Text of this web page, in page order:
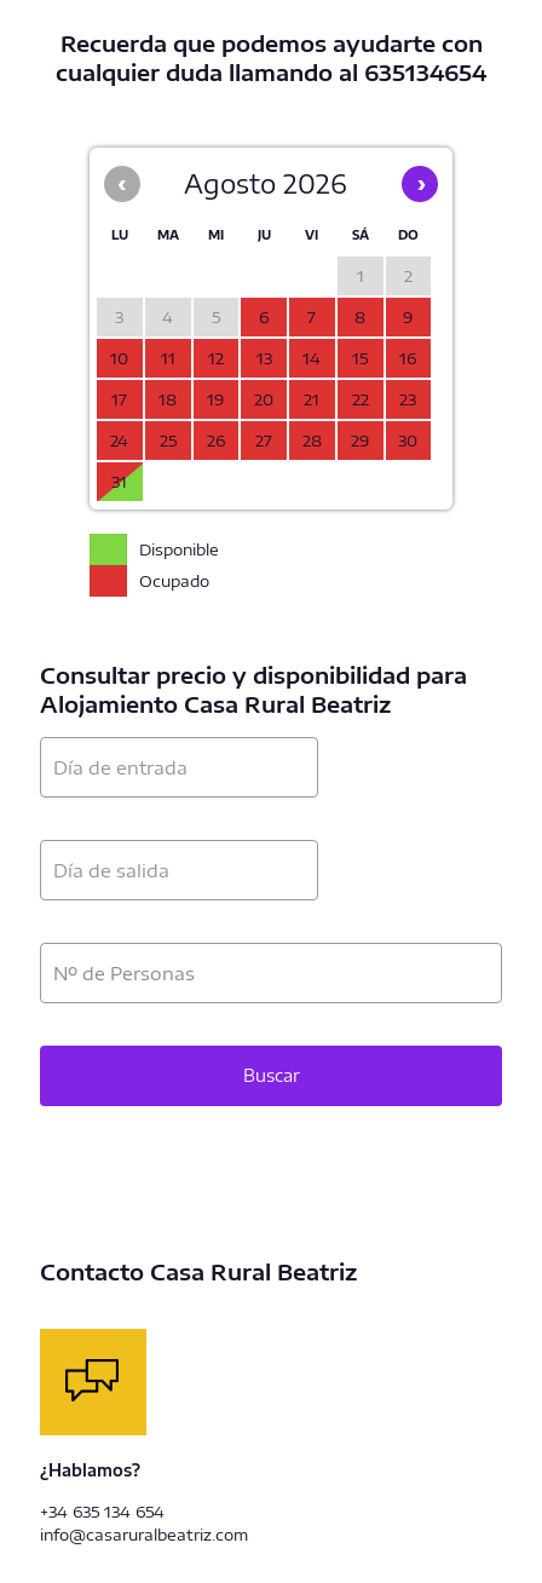
Recuerda que podemos ayudarte con
cualquier duda llamando al 635134654
‹ ›
Agosto 2026
LU MA MI JU VI SÁ DO
1 2
3 4 5 6 7 8 9
10 11 12 13 14 15 16
17 18 19 20 21 22 23
24 25 26 27 28 29 30
31
Disponible
Ocupado
Consultar precio y disponibilidad para
Alojamiento Casa Rural Beatriz
Contacto Casa Rural Beatriz
¿Hablamos?
+34 635 134 654
info@casaruralbeatriz.com